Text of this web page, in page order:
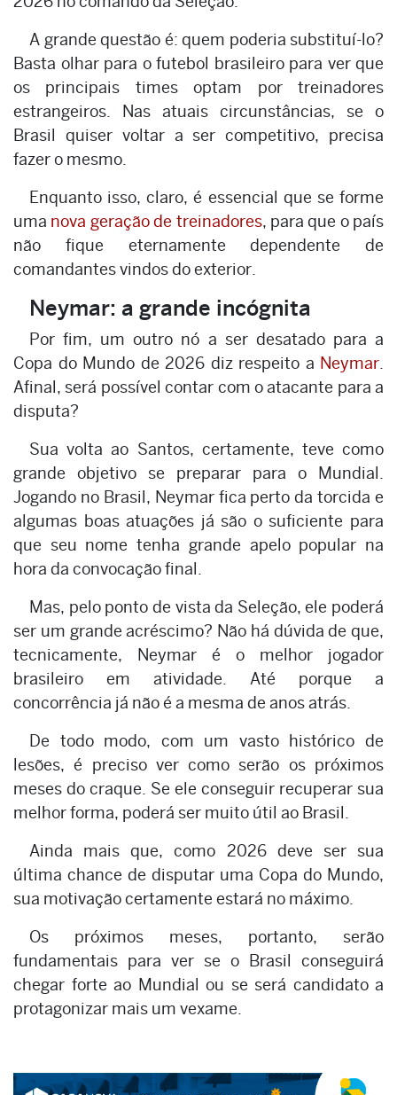
A grande questão é: quem poderia substituí-lo?
Basta olhar para o futebol brasileiro para ver que
os principais times optam por treinadores
estrangeiros. Nas atuais circunstâncias, se o
Brasil quiser voltar a ser competitivo, precisa
fazer o mesmo.
Enquanto isso, claro, é essencial que se forme
uma nova geração de treinadores, para que o país
não fique eternamente dependente de
comandantes vindos do exterior.
Neymar: a grande incógnita
Por fim, um outro nó a ser desatado para a
Copa do Mundo de 2026 diz respeito a Neymar
Afinal, será possível contar com o atacante para a
disputa?
Sua volta ao Santos, certamente, teve como
grande objetivo se preparar para o Mundial.
Jogando no Brasil, Neymar fica perto da torcida e
algumas boas atuações já são o suficiente para
que seu nome tenha grande apelo popular na
hora da convocação final.
Mas, pelo ponto de vista da Seleção, ele poderá
ser um grande acréscimo? Não há dúvida de que,
tecnicamente, Neymar é o melhor jogador
brasileiro em atividade. Até porque a
concorrência já não é a mesma de anos atrás.
De todo modo, com um vasto histórico de
lesões, é preciso ver como serão os próximos
meses do craque. Se ele conseguir recuperar sua
melhor forma, poderá ser muito útil ao Brasil.
Ainda mais que, como 2026 deve ser sua
última chance de disputar uma Copa do Mundo,
sua motivação certamente estará no máximo.
Os próximos meses, portanto, serão
fundamentais para ver se o Brasil conseguirá
chegar forte ao Mundial ou se será candidato a
protagonizar mais um vexame.